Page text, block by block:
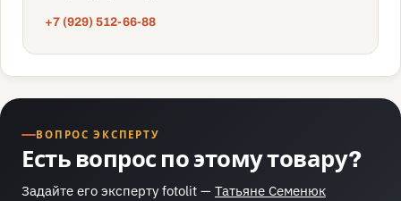
+7 (929) 512-66-88
ВОПРОС ЭКСПЕРТУ
Есть вопрос по этому товару?
Задайте его эксперту fotolit — Татьяне Семенюк